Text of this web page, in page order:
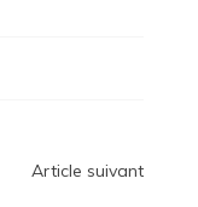
Article suivant